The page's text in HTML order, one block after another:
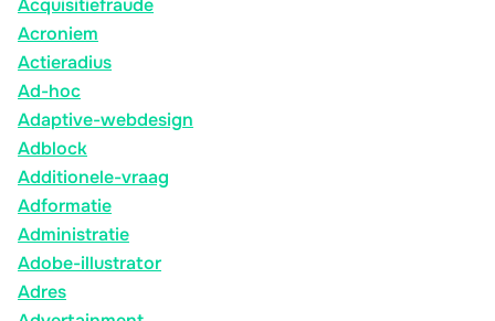
Acquisitiefraude
Acroniem
Actieradius
Ad-hoc
Adaptive-webdesign
Adblock
Additionele-vraag
Adformatie
Administratie
Adobe-illustrator
Adres